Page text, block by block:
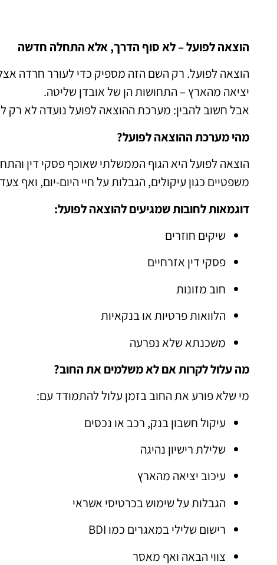
הוצאה לפועל – לא סוף הדרך, אלא התחלה חדשה
הוצאה לפועל. רק השם הזה מספיק כדי לעורר חרדה אצל
יציאה מהארץ – התחושות הן של אובדן שליטה.
אבל חשוב להבין: מערכת ההוצאה לפועל נועדה לא רק
מהי מערכת ההוצאה לפועל?
הוצאה לפועל היא הגוף הממשלתי שאוכף פסקי דין
משפטיים כגון עיקולים, הגבלות על חיי היום-יום, ואף
דוגמאות לחובות שמגיעים להוצאה לפועל:
שיקים חוזרים
פסקי דין אזרחיים
חוב מזונות
הלוואות פרטיות או בנקאיות
משכנתא שלא נפרעה
מה עלול לקרות אם לא משלמים את החוב?
מי שלא פורע את החוב בזמן עלול להתמודד עם:
עיקול חשבון בנק, רכב או נכסים
שלילת רישיון נהיגה
עיכוב יציאה מהארץ
הגבלות על שימוש בכרטיסי אשראי
רישום שלילי במאגרים כמו BDI
צווי הבאה ואף מאסר